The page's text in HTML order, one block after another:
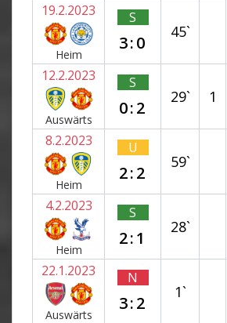
19.2.2023
Heim
S
3:0
45`
12.2.2023
Auswärts
S
0:2
29` 1
8.2.2023
Heim
U
2:2
59`
4.2.2023
Heim
S
2:1
28`
22.1.2023
Auswärts
N
3:2
1`